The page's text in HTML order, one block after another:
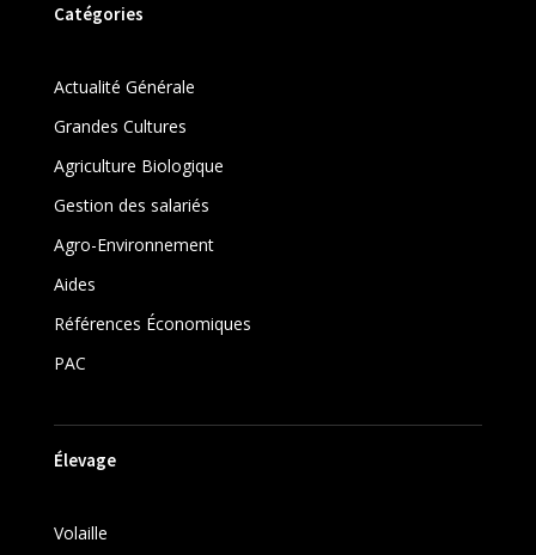
Catégories
Actualité Générale
Grandes Cultures
Agriculture Biologique
Gestion des salariés
Agro-Environnement
Aides
Références Économiques
PAC
Élevage
Volaille